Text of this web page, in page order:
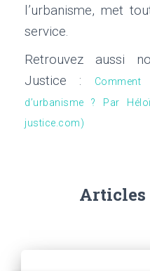
l’urbanisme, met
service.
Retrouvez aussi
Justice :
d’urbanisme ? Par
justice.com)